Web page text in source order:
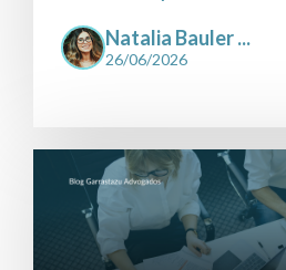
Natalia Bauler ...
26/06/2026